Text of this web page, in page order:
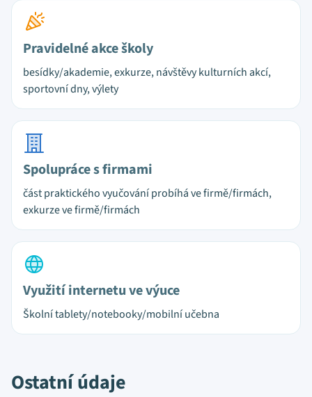
Pravidelné akce školy
besídky/akademie, exkurze, návštěvy kulturních akcí,
sportovní dny, výlety
Spolupráce s firmami
část praktického vyučování probíhá ve firmě/firmách,
exkurze ve firmě/firmách
Využití internetu ve výuce
Školní tablety/notebooky/mobilní učebna
Ostatní údaje